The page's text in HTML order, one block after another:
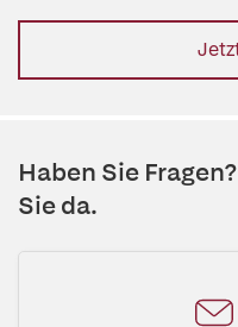
Haben Sie
Sie da.